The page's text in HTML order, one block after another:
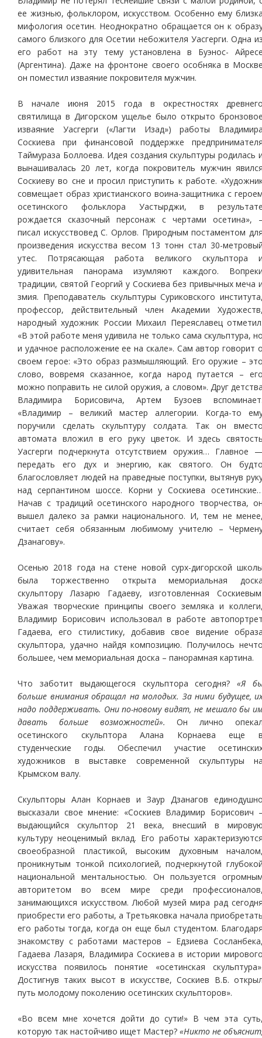
ее жизнью, фольклором, искусством. Особенно ему
мифология осетин. Неоднократно обращается он к
самого близкого для Осетии небожителя Уасгерги. Одна
его работ на эту тему установлена в Буэнос-
(Аргентина). Даже на фронтоне своего особняка в
он поместил изваяние покровителя мужчин.
В начале июня 2015 года в окрестностях
святилища в Дигорском ущелье было открыто
изваяние Уасгерги («Лагти Изад») работы
Соскиева при финансовой поддержке
Таймураза Боллоева. Идея создания скульптуры родилась
вынашивалась 20 лет, когда покровитель мужчин
Соскиеву во сне и просил приступить к работе.
совмещает образ христианского воина-защитника с
осетинского фольклора Уастырджи, в
рождается сказочный персонаж с чертами осетина»,
писал искусствовед С. Орлов. Природным постаментом
произведения искусства весом 13 тонн стал 30-
утес. Потрясающая работа великого скульптора
удивительная панорама изумляют каждого.
традиции, святой Георгий у Соскиева без привычных меча
змия. Преподаватель скульптуры Суриковского
профессор, действительный член Академии
народный художник России Михаил Переяславец
«В этой работе меня удивила не только сама скульптура,
и удачное расположение ее на скале». Сам автор говорит
своем герое: «Это образ размышляющий. Его оружие –
слово, вовремя сказанное, когда народ путается –
можно поправить не силой оружия, а словом». Друг
Владимира Борисовича, Артем Бузоев
«Владимир – великий мастер аллегории. Когда-то
поручили сделать скульптуру солдата. Так он
автомата вложил в его руку цветок. И здесь
Уасгерги подчеркнута отсутствием оружия… Главное
передать его дух и энергию, как святого. Он
благословляет людей на праведные поступки, вытянув
над серпантином шоссе. Корни у Соскиева
Начав с традиций осетинского народного творчества,
вышел далеко за рамки национального. И, тем не
считает себя обязанным любимому учителю –
Дзанагову».
Осенью 2018 года на стене новой сурх-дигорской
была торжественно открыта мемориальная
скульптору Лазарю Гадаеву, изготовленная
Уважая творческие принципы своего земляка и
Владимир Борисович использовал в работе
Гадаева, его стилистику, добавив свое видение
скульптора, удачно найдя композицию. Получилось
большее, чем мемориальная доска – панорамная картина.
Что заботит выдающегося скульптора сегодня?«Я
больше внимания обращал на молодых. За ними будущее,
надо поддерживать. Они по-новому видят, не мешало бы
давать больше возможностей». Он лично
осетинского скульптора Алана Корнаева еще
студенческие годы. Обеспечил участие
художников в выставке современной скульптуры
Крымском валу.
Скульпторы Алан Корнаев и Заур Дзанагов
высказали свое мнение: «Соскиев Владимир Борисович
выдающийся скульптор 21 века, внесший в
культуру неоценимый вклад. Его работы
своеобразной пластикой, высоким духовным
проникнутым тонкой психологией, подчеркнутой
национальной ментальностью. Он пользуется
авторитетом во всем мире среди
занимающихся искусством. Любой музей мира рад
приобрести его работы, а Третьяковка начала
его работы тогда, когда он еще был студентом.
знакомству с работами мастеров – Едзиева
Гадаева Лазаря, Владимира Соскиева в истории
искусства появилось понятие «осетинская
Достигнув таких высот в искусстве, Соскиев В.Б.
путь молодому поколению осетинских скульпторов».
«Во всем мне хочется дойти до сути!» В чем эта
которую так настойчиво ищет Мастер? «Никто не